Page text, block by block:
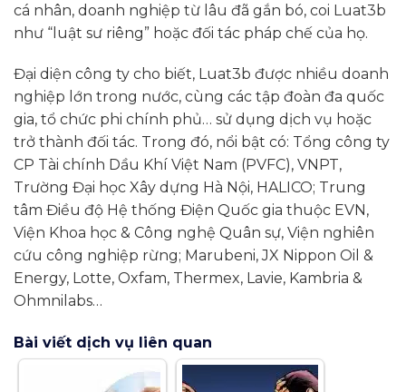
cá nhân, doanh nghiệp từ lâu đã gắn bó, coi Luat3b
như “luật sư riêng” hoặc đối tác pháp chế của họ.
Đại diện công ty cho biết, Luat3b được nhiều doanh
nghiệp lớn trong nước, cùng các tập đoàn đa quốc
gia, tổ chức phi chính phủ… sử dụng dịch vụ hoặc
trở thành đối tác. Trong đó, nổi bật có: Tổng công ty
CP Tài chính Dầu Khí Việt Nam (PVFC), VNPT,
Trường Đại học Xây dựng Hà Nội, HALICO; Trung
tâm Điều độ Hệ thống Điện Quốc gia thuộc EVN,
Viện Khoa học & Công nghệ Quân sự, Viện nghiên
cứu công nghiệp rừng; Marubeni, JX Nippon Oil &
Energy, Lotte, Oxfam, Thermex, Lavie, Kambria &
Ohmnilabs…
Bài viết dịch vụ liên quan